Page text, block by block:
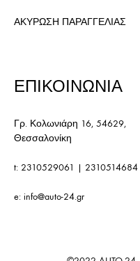
ΑΚΥΡΩΣΗ ΠΑΡΑΓΓΕΛΙΑΣ
ΕΠΙΚΟΙΝΩΝΙΑ
Γρ. Κολωνιάρη 16, 54629,
Θεσσαλονίκη
t: 2310529061 | 2310514684
e: info@auto-24.gr